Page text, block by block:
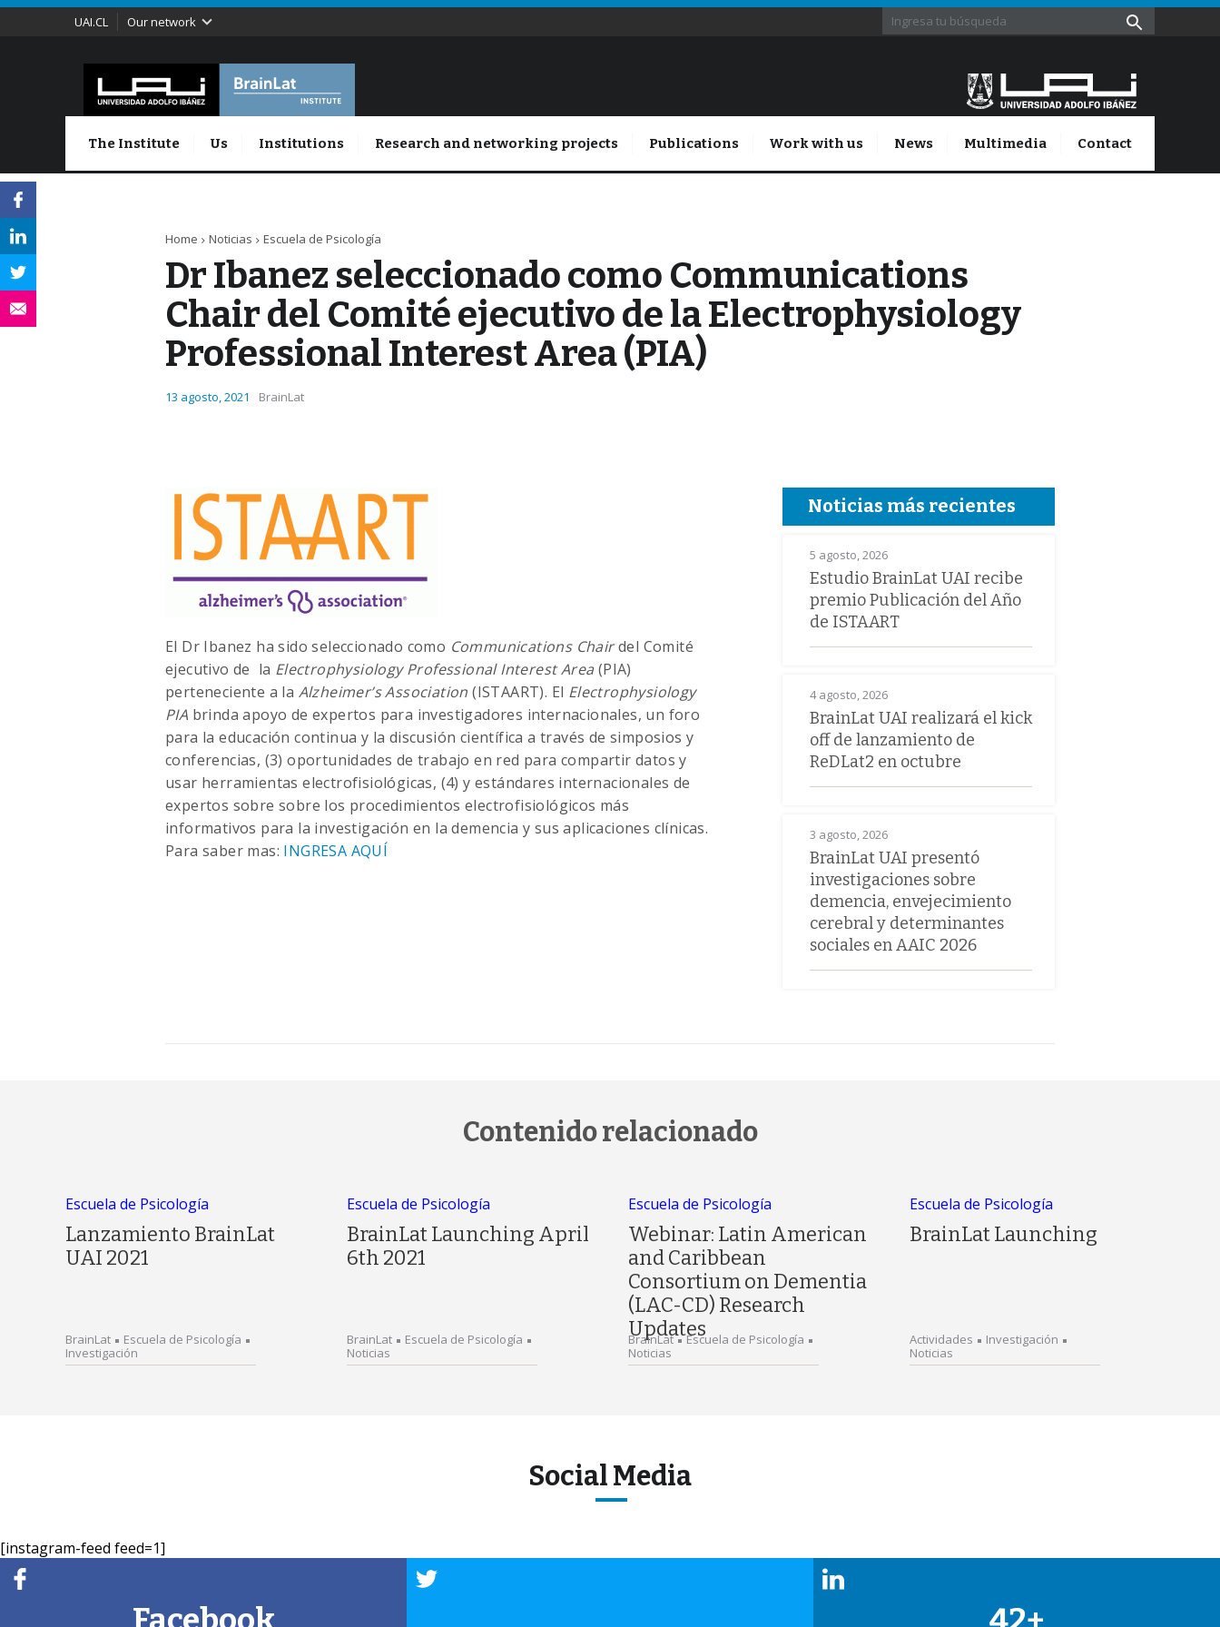
UAI.CL Our network
The Institute Us Institutions Research and networking projects Publications Work with us News Multimedia Contact
Home Noticias Escuela de Psicología
Dr Ibanez seleccionado como Communications
Chair del Comité ejecutivo de la Electrophysiology
Professional Interest Area (PIA)
13 agosto, 2021 BrainLat
El Dr Ibanez ha sido seleccionado como Communications Chairdel Comité
ejecutivo de la Electrophysiology Professional Interest Area (PIA)
perteneciente a la Alzheimer’s Association (ISTAART). El Electrophysiology
PIA brinda apoyo de expertos para investigadores internacionales, un foro
para la educación continua y la discusión científica a través de simposios y
conferencias, (3) oportunidades de trabajo en red para compartir datos y
usar herramientas electrofisiológicas, (4) y estándares internacionales de
expertos sobre sobre los procedimientos electrofisiológicos más
informativos para la investigación en la demencia y sus aplicaciones clínicas.
Para saber mas: INGRESA AQUÍ
Noticias más recientes
5 agosto, 2026
Estudio BrainLat UAI recibe
premio Publicación del Año
de ISTAART
4 agosto, 2026
BrainLat UAI realizará el kick
off de lanzamiento de
ReDLat2 en octubre
3 agosto, 2026
BrainLat UAI presentó
investigaciones sobre
demencia, envejecimiento
cerebral y determinantes
sociales en AAIC 2026
Contenido relacionado
Escuela de Psicología
Lanzamiento BrainLat
UAI 2021
BrainLat
Escuela de Psicología
Investigación
Escuela de Psicología
BrainLat Launching April
6th 2021
BrainLat
Escuela de Psicología
Noticias
Escuela de Psicología
Webinar: Latin American
and Caribbean
Consortium on Dementia
(LAC-CD) Research
Updates
BrainLat
Escuela de Psicología
Noticias
Escuela de Psicología
BrainLat Launching
Actividades
Investigación
Noticias
Social Media
[instagram-feed feed=1]